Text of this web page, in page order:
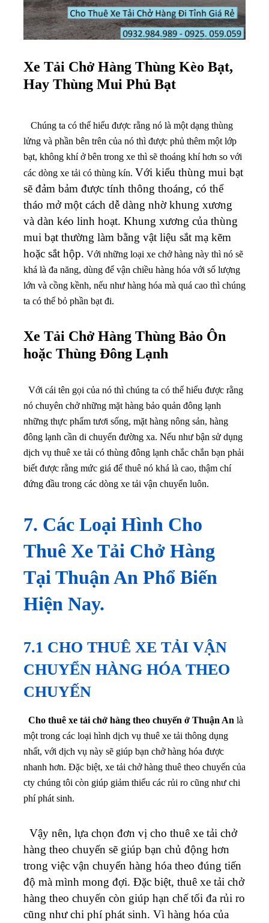
Xe Tải Chở Hàng Thùng Kèo Bạt,
Hay Thùng Mui Phủ Bạt
Chúng ta có thể hiểu được rằng nó là một dạng thùng
lửng và phần bên trên của nó thì được phủ thêm một lớp
bạt, không khí ở bên trong xe thì sẽ thoáng khí hơn so với
các dòng xe tải có thùng kín. Với kiểu thùng mui bạt
sẽ đảm bảm được tính thông thoáng, có thể
tháo mở một cách dễ dàng nhờ khung xương
và dàn kéo linh hoạt. Khung xương của thùng
mui bạt thường làm bằng vật liệu sắt mạ kẽm
hoặc sắt hộp. Với những loại xe chở hàng này thì nó sẽ
khá là đa năng, dùng để vận chiều hàng hóa với số lượng
lớn và cồng kềnh, nếu như hàng hóa mà quá cao thì chúng
ta có thể bỏ phần bạt đi.
Xe Tải Chở Hàng Thùng Bảo Ôn
hoặc Thùng Đông Lạnh
Với cái tên gọi của nó thì chúng ta có thể hiểu được rằng
nó chuyên chở những mặt hàng bảo quản đông lạnh
những thực phẩm tươi sống, mặt hàng nông sản, hàng
đông lạnh cần di chuyển đường xa. Nếu như bận sử dụng
dịch vụ thuê xe tải có thùng đông lạnh chắc chắn bạn phải
biết được rằng mức giá để thuê nó khá là cao, thậm chí
đứng đầu trong các dòng xe tải vận chuyển luôn.
7. Các Loại Hình Cho
Thuê Xe Tải Chở Hàng
Tại Thuận An Phổ Biến
Hiện Nay.
7.1 CHO THUÊ XE TẢI VẬN
CHUYỂN HÀNG HÓA THEO
CHUYẾN
Cho thuê xe tải chở hàng theo chuyến ở Thuận An là
một trong các loại hình dịch vụ thuê xe tải thông dụng
nhất, với dịch vụ này sẽ giúp bạn chở hàng hóa được
nhanh hơn. Đặc biệt, xe tải chở hàng thuê theo chuyến của
cty chúng tôi còn giúp giảm thiểu các rủi ro cũng như chi
phí phát sinh.
Vậy nên, lựa chọn đơn vị cho thuê xe tải chở
hàng theo chuyến sẽ giúp bạn chủ động hơn
trong việc vận chuyển hàng hóa theo đúng tiến
độ mà mình mong đợi. Đặc biệt, thuê xe tải chở
hàng theo chuyến còn giúp hạn chế tối đa rủi ro
cũng như chi phí phát sinh. Vì hàng hóa của